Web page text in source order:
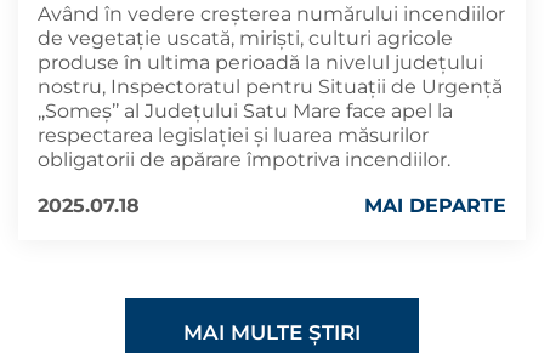
Având în vedere creșterea numărului incendiilor
de vegetație uscată, miriști, culturi agricole
produse în ultima perioadă la nivelul județului
nostru, Inspectoratul pentru Situații de Urgență
,,Someș’’ al Județului Satu Mare face apel la
respectarea legislației și luarea măsurilor
obligatorii de apărare împotriva incendiilor.
2025.07.18
MAI DEPARTE
MAI MULTE ȘTIRI